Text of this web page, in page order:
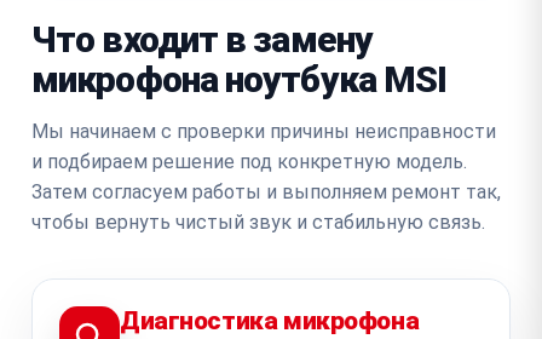
Что входит в замену
микрофона ноутбука MSI
Мы начинаем с проверки причины неисправности
и подбираем решение под конкретную модель.
Затем согласуем работы и выполняем ремонт так,
чтобы вернуть чистый звук и стабильную связь.
Диагностика микрофона